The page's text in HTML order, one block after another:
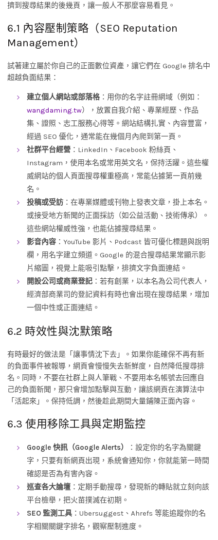
擠到搜尋結果的後幾頁，讓一般人不那麼容易看見。
6.1 內容壓制策略（SEO Reputation
Management）
試著建立屬於你自己的正面數位資產，讓它們在 Google 排名中
超越負面結果：
建立個人網站或部落格：用你的名字註冊網域（例如：
wangdaming.tw），放置自我介紹、專業經歷、作品
集、證照、志工服務心得等。網站結構扎實、內容豐富，
經過 SEO 優化，通常能在幾個月內爬到第一頁。
社群平台經營 ：LinkedIn、Facebook 粉絲頁、
Instagram，使用本名或常用英文名，保持活躍。這些權
威網站的個人頁面搜尋權重極高，常能佔據第一頁前幾
名。
投稿或受訪 ：在專業媒體或刊物上發表文章，掛上本名。
或接受地方新聞的正面採訪（如公益活動、技術傳承）。
這些網站權威性強，也能佔據搜尋結果。
影音內容 ：YouTube 影片、Podcast 皆可優化標題與說明
欄，用名字建立頻道。Google 的混合搜尋結果常顯示影
片縮圖，視覺上能吸引點擊，排擠文字負面連結。
開設公司或商業登記 ：若有創業，以本名為公司代表人，
經濟部商業司的登記資料有時也會出現在搜尋結果，增加
一個中性或正面連結。
6.2 時效性與沈默策略
有時最好的做法是「讓事情沈下去」。如果你能確保不再有新
的負面事件被報導，網頁會慢慢失去新鮮度，自然降低搜尋排
名。同時，不要在社群上與人筆戰、不要用本名帳號去回應自
己的負面新聞，那只會增加點擊與互動，讓該網頁在演算法中
「活起來」。保持低調，然後趁此期間大量鋪陳正面內容。
6.3 使用移除工具與定期監控
Google 快訊（Google Alerts）
：設定你的名字為關鍵
字，只要有新網頁出現，系統會通知你，你就能第一時間
確認是否為有害內容。
巡查各大論壇 ：定期手動搜尋，發現新的轉貼就立刻向該
平台檢舉，把火苗撲滅在初期。
SEO 監測工具 ：Ubersuggest、Ahrefs 等能追蹤你的名
字相關關鍵字排名，觀察壓制進度。